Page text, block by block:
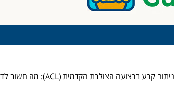
ניתוח קרע ברצועה הצולבת הקדמית (ACL): מה חשוב לדעת?